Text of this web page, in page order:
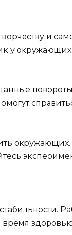
и
у окружающих.
окружающих.